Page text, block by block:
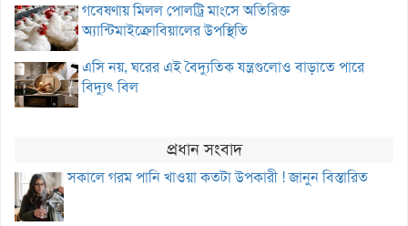
গবেষণায় মিলল পোলট্রি মাংসে অতিরিক্ত
অ্যান্টিমাইক্রোবিয়ালের উপস্থিতি
এসি নয়, ঘরের এই বৈদ্যুতিক যন্ত্রগুলোও বাড়াতে পারে
বিদ্যুৎ বিল
প্রধান সংবাদ
সকালে গরম পানি খাওয়া কতটা উপকারী ! জানুন বিস্তারিত